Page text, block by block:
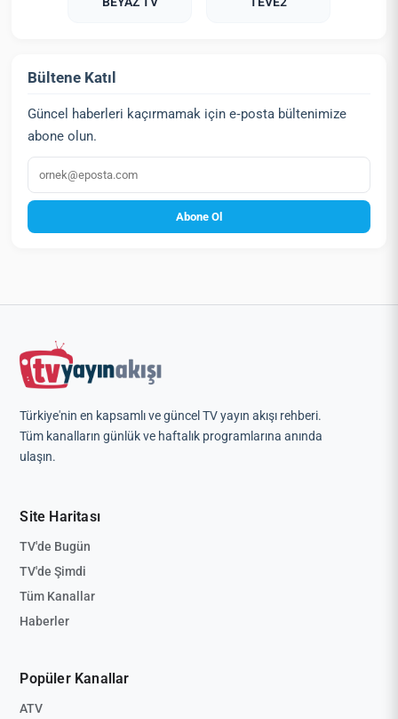
Bültene Katıl
Güncel haberleri kaçırmamak için e‑posta bültenimize
abone olun.
E‑posta
Abone Ol
Türkiye'nin en kapsamlı ve güncel TV yayın akışı rehberi.
Tüm kanalların günlük ve haftalık programlarına anında
ulaşın.
Site Haritası
TV'de Bugün
TV'de Şimdi
Tüm Kanallar
Haberler
Popüler Kanallar
ATV